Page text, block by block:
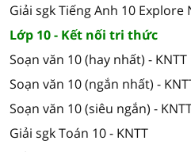
Giải sgk Tiếng Anh 10 Explore
Lớp 10 - Kết nối tri thức
Soạn văn 10 (hay nhất) - KNTT
Soạn văn 10 (ngắn nhất) -
Soạn văn 10 (siêu ngắn) -
Giải sgk Toán 10 - KNTT